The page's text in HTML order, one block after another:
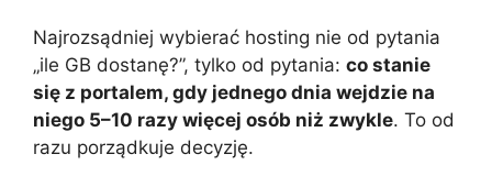
Najrozsądniej wybierać hosting nie od pytania
„ile GB dostanę?”, tylko od pytania: co stanie
się z portalem, gdy jednego dnia wejdzie na
niego 5–10 razy więcej osób niż zwykle. To od
razu porządkuje decyzję.